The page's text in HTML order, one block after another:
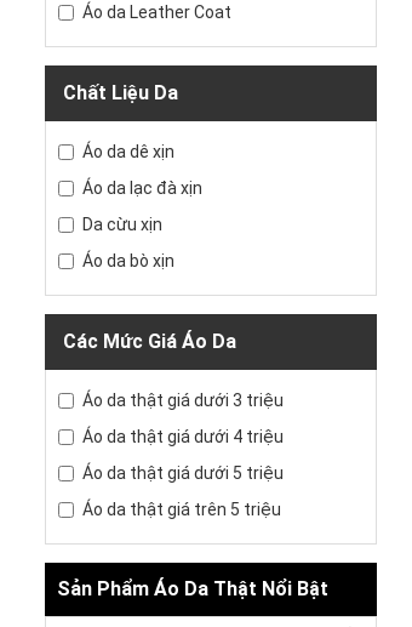
Áo da Leather Coat
Chất Liệu Da
Áo da dê xịn
Áo da lạc đà xịn
Da cừu xịn
Áo da bò xịn
Các Mức Giá Áo Da
Áo da thật giá dưới 3 triệu
Áo da thật giá dưới 4 triệu
Áo da thật giá dưới 5 triệu
Áo da thật giá trên 5 triệu
Sản Phẩm Áo Da Thật Nổi Bật